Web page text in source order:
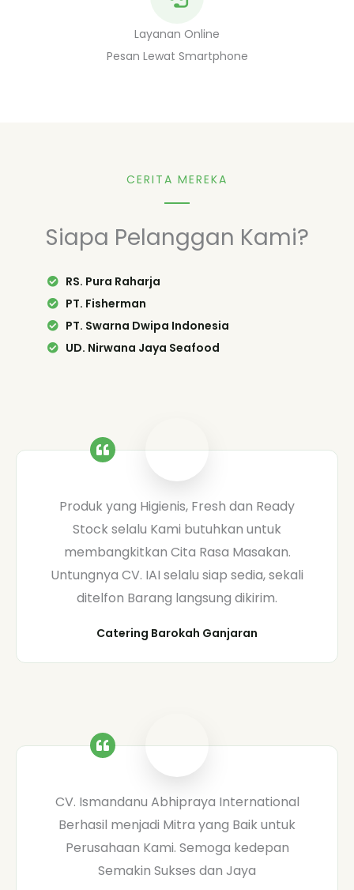
Layanan Online
Pesan Lewat Smartphone
CERITA MEREKA
Siapa Pelanggan Kami?
RS. Pura Raharja
PT. Fisherman
PT. Swarna Dwipa Indonesia
UD. Nirwana Jaya Seafood
Produk yang Higienis, Fresh dan Ready
Stock selalu Kami butuhkan untuk
membangkitkan Cita Rasa Masakan.
Untungnya CV. IAI selalu siap sedia, sekali
ditelfon Barang langsung dikirim.
Catering Barokah Ganjaran
CV. Ismandanu Abhipraya International
Berhasil menjadi Mitra yang Baik untuk
Perusahaan Kami. Semoga kedepan
Semakin Sukses dan Jaya